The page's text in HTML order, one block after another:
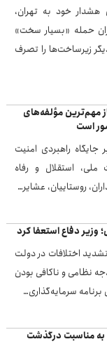
هشدار خود به تهران،
حمله «بسیار سخت»
زیرساخت‌ها را تصرف
مهم‌ترین مؤلفه‌های
است
راهبردی امنیت
استقلال و رفاه
روستاییان، عشایر…
وزیر دفاع استعفا کرد
اختلافات در دولت
نظامی و ناکافی بودن
سرمایه‌گذاری…
به مناسبت درگذشت